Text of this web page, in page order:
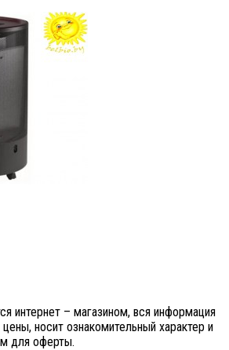
интернет – магазином, вся информация
носит ознакомительный характер и
для оферты.